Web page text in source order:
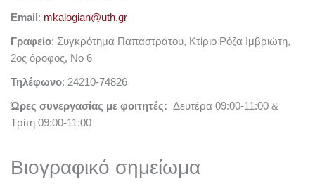
Email : mkalogian@uth.gr
Γραφείο: Συγκρότημα Παπαστράτου, Κτίριο Ρόζα Ιμβριώτη,
2ος όροφος, Νο 6
Τηλέφωνο: 24210-74826
Ώρες συνεργασίας με φοιτητές: Δευτέρα 09:00-11:00 &
Τρίτη 09:00-11:00
Βιογραφικό σημείωμα